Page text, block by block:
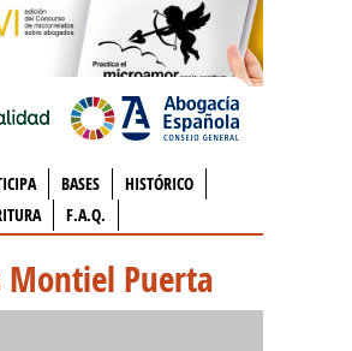
BASES
HISTÓRICO
F.A.Q.
Montiel Puerta